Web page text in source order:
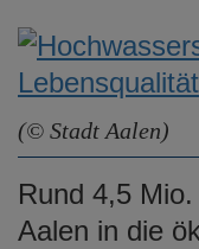
(© Stadt Aalen)
Rund 4,5
Aalen in die